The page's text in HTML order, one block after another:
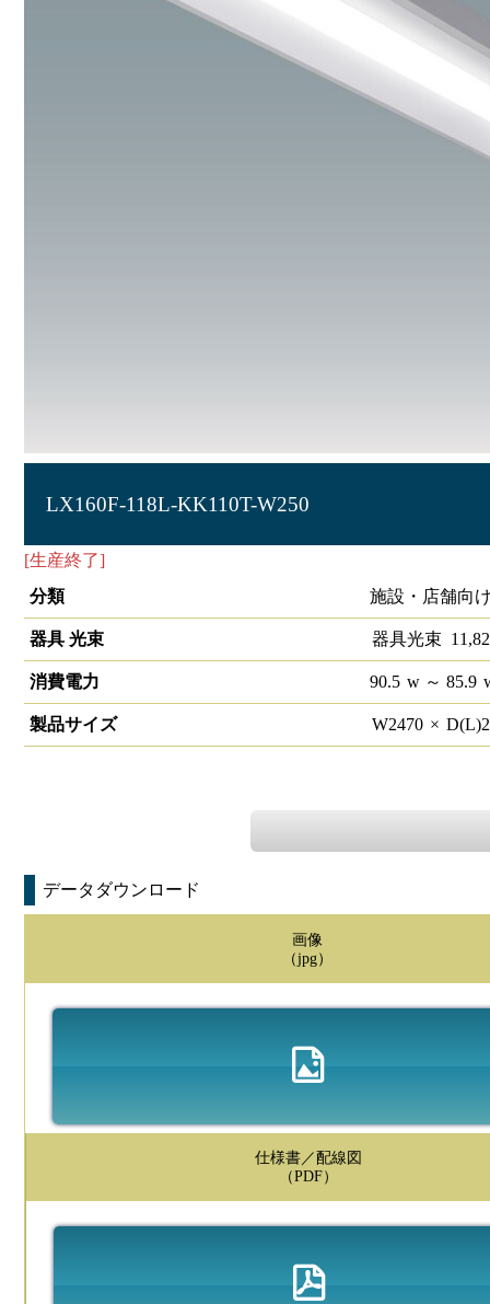
LX160F-118L-KK110T-W250
[生産終了]
分類
施設・店舗向
器具 光束 器具光束
消費電力 90.5 w～ 85.9
製品サイズ W2470 × D(L)
データダウンロード
画像
（jpg）
仕様書／配線図
（PDF）